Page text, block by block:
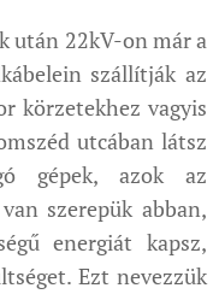
után 22kV-on már a
szállítják az
körzetekhez vagyis
utcában látsz
gépek, azok az
szerepük abban,
energiát kapsz,
Ezt nevezzük